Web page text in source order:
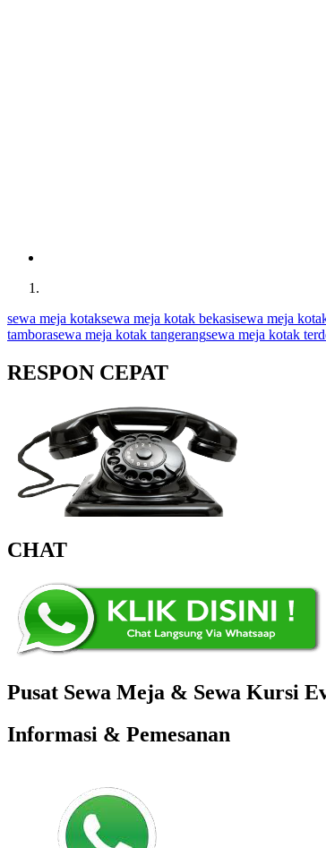
sewa meja kotaksewa meja kotak bekasisewa meja
tamborasewa meja kotak tangerangsewa meja kotak
RESPON CEPAT
CHAT
Pusat Sewa Meja & Sewa Kursi
Informasi & Pemesanan